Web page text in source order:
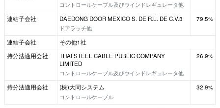
コントロールケーブル及びウインドレギュレータ他
連結子会社
DAEDONG DOOR MEXICO S. DE R.L. DE C.V.3
ドアラッチ他
79.5%
連結子会社
その他1社
持分法適用会社
THAI STEEL CABLE PUBLIC COMPANY
LIMITED
コントロールケーブル及びウインドレギュレータ他
26.9%
持分法適用会社
(株)大同システム
コントロールケーブル
32.9%